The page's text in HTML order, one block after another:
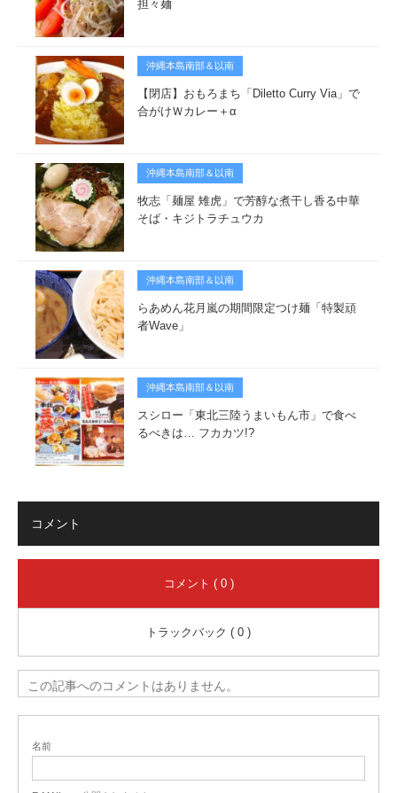
担々麺
沖縄本島南部＆以南
【閉店】おもろまち「Diletto Curry Via」で
合がけＷカレー＋α
沖縄本島南部＆以南
牧志「麺屋 雉虎」で芳醇な煮干し香る中華
そば・キジトラチュウカ
沖縄本島南部＆以南
らあめん花月嵐の期間限定つけ麺「特製頑
者Wave」
沖縄本島南部＆以南
スシロー「東北三陸うまいもん市」で食べ
るべきは… フカカツ!?
コメント
コメント ( 0 )
トラックバック ( 0 )
この記事へのコメントはありません。
名前